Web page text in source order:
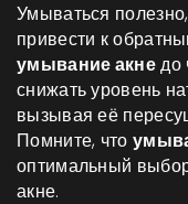
Умываться
привести к
умывание акнедо
снижать уровень
вызывая её
Помните, что
оптимальный
акне.